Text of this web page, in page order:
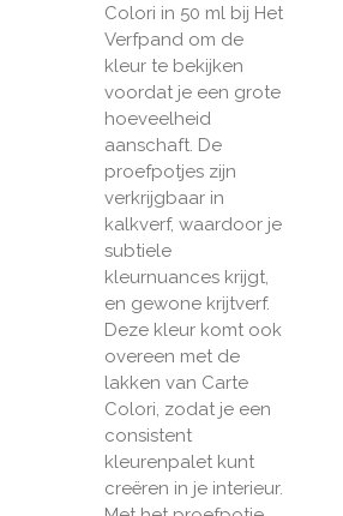
Colori in 50 ml bij Het
Verfpand om de
kleur te bekijken
voordat je een grote
hoeveelheid
aanschaft. De
proefpotjes zijn
verkrijgbaar in
kalkverf, waardoor je
subtiele
kleurnuances krijgt,
en gewone krijtverf.
Deze kleur komt ook
overeen met de
lakken van Carte
Colori, zodat je een
consistent
kleurenpalet kunt
creëren in je interieur.